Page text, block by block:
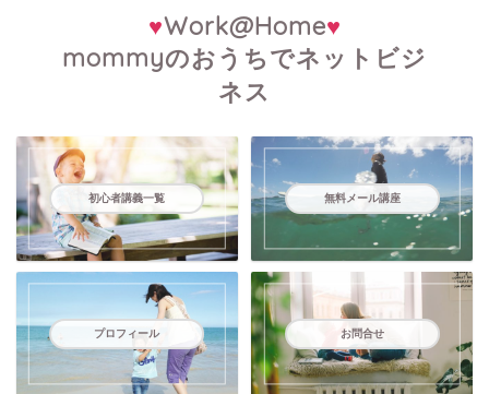
♥Work@Home♥
mommyのおうちでネットビジ
ネス
初心者講義一覧 無料メール講座
プロフィール お問合せ